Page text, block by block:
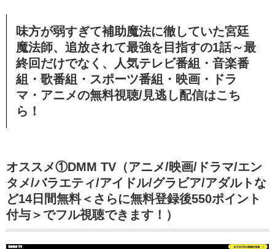
味方が弱すぎて補助魔法に徹していた宮廷
魔法師、追放されて最強を目指すの1話～最
終回だけでなく、
人気テレビ番組・音楽番
組・歌番組・スポーツ番組・映画・ドラ
マ・アニメの無料視聴/見逃し配信はこち
ら！
オススメ①DMM TV（アニメ/映画/ドラマ/エン
タメ/バラエティ/アイドル/グラビア/アダルトな
ど14日間無料＜さらに無料登録後550ポイント
付与＞でフル視聴できます！）